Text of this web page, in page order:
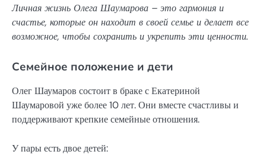
Личная жизнь Олега Шаумарова – это гармония и
счастье, которые он находит в своей семье и делает все
возможное, чтобы сохранить и укрепить эти ценности.
Семейное положение и дети
Олег Шаумаров состоит в браке с Екатериной
Шаумаровой уже более 10 лет. Они вместе счастливы и
поддерживают крепкие семейные отношения.
У пары есть двое детей: